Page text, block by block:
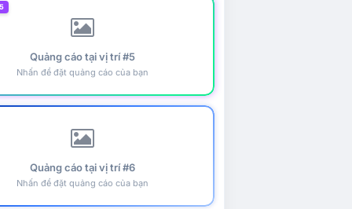
Quảng cáo tại vị trí #5
Nhấn để đặt quảng cáo của bạn
Quảng cáo tại vị trí #6
Nhấn để đặt quảng cáo của bạn